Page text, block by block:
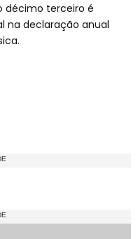
décimo terceiro é
na declaração anual